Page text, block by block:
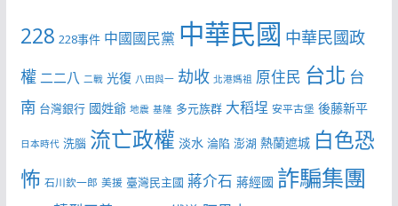
228 228事件 中國國民黨 中華民國 中華民國政
權 二二八 二戰 光復 八田與一 劫收 北港媽祖 原住民 台北 台
南 台灣銀行 國姓爺 地震 基隆 多元族群 大稻埕 安平古堡 後藤新平
日本時代 洗腦 流亡政權 淡水 淪陷 澎湖 熱蘭遮城 白色恐
怖 石川欽一郎 美援 臺灣民主國 蔣介石 蔣經國 詐騙集團